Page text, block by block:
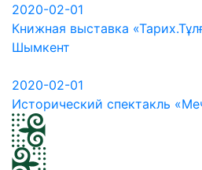
2020-02-01
Книжная выставка
Шымкент
2020-02-01
Исторический спектакль